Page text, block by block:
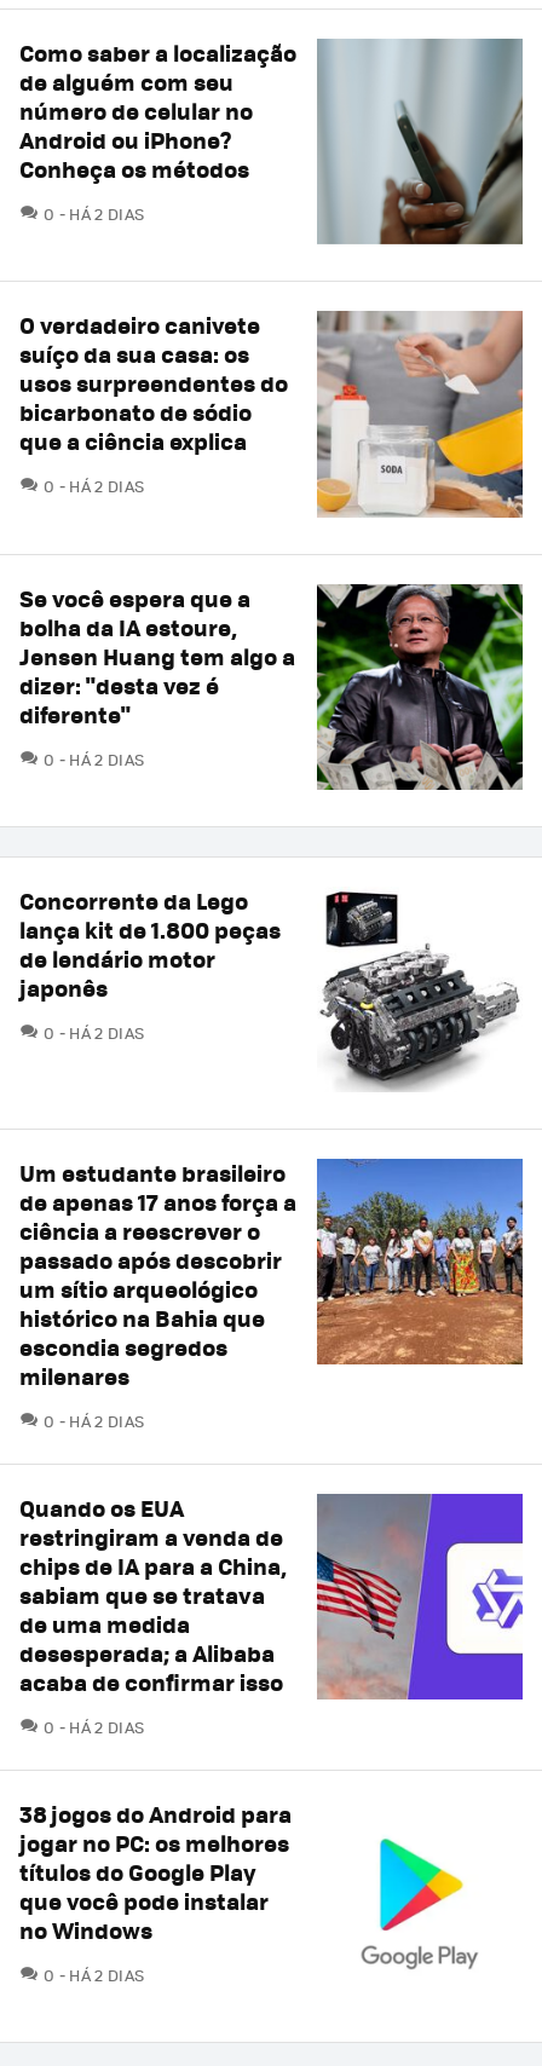
Como saber a localização
de alguém com seu
número de celular no
Android ou iPhone?
Conheça os métodos
0 COMENTÁRIOS
HÁ 2 DIAS
O verdadeiro canivete
suíço da sua casa: os
usos surpreendentes do
bicarbonato de sódio
que a ciência explica
0 COMENTÁRIOS
HÁ 2 DIAS
Se você espera que a
bolha da IA estoure,
Jensen Huang tem algo a
dizer: "desta vez é
diferente"
0 COMENTÁRIOS
HÁ 2 DIAS
Concorrente da Lego
lança kit de 1.800 peças
de lendário motor
japonês
0 COMENTÁRIOS
HÁ 2 DIAS
Um estudante brasileiro
de apenas 17 anos força a
ciência a reescrever o
passado após descobrir
um sítio arqueológico
histórico na Bahia que
escondia segredos
milenares
0 COMENTÁRIOS
HÁ 2 DIAS
Quando os EUA
restringiram a venda de
chips de IA para a China,
sabiam que se tratava
de uma medida
desesperada; a Alibaba
acaba de confirmar isso
0 COMENTÁRIOS
HÁ 2 DIAS
38 jogos do Android para
jogar no PC: os melhores
títulos do Google Play
que você pode instalar
no Windows
0 COMENTÁRIOS
HÁ 2 DIAS